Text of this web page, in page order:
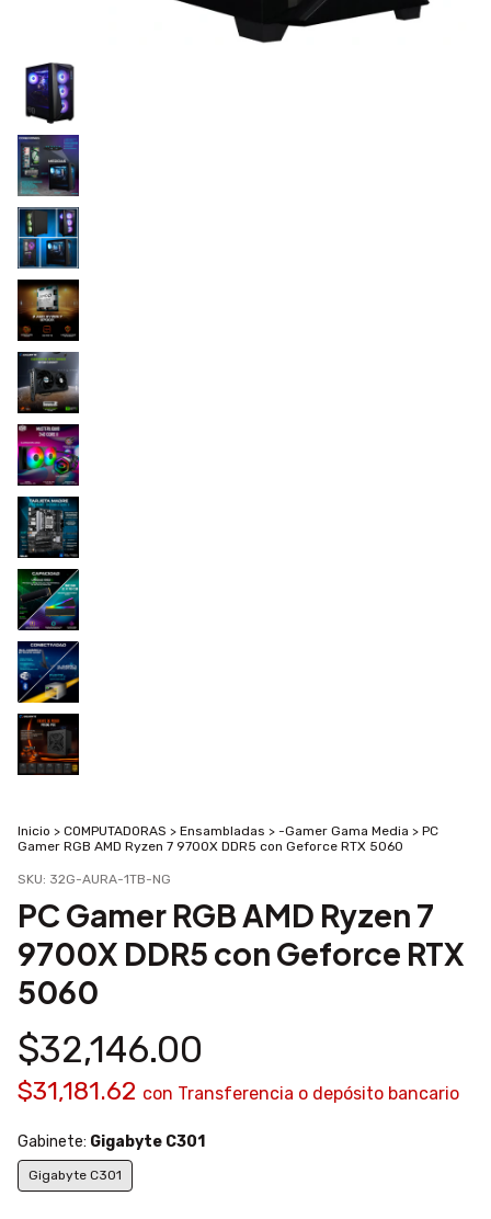
Inicio > COMPUTADORAS > Ensambladas > -Gamer Gama Media > PC
Gamer RGB AMD Ryzen 7 9700X DDR5 con Geforce RTX 5060
SKU: 32G-AURA-1TB-NG
PC Gamer RGB AMD Ryzen 7
9700X DDR5 con Geforce RTX
5060
$32,146.00
$31,181.62 con Transferencia o depósito bancario
Gabinete: Gigabyte C301
Gigabyte C301